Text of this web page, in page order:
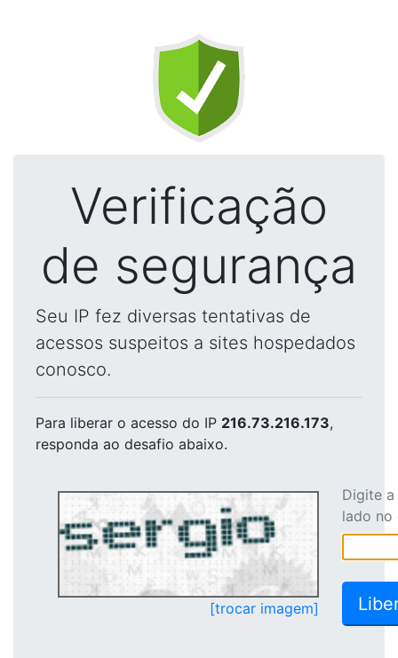
Verificação
de segurança
Seu IP fez diversas tentativas de
acessos suspeitos a sites hospedados
conosco.
Para liberar o acesso do IP 216.73.216.173,
responda ao desafio abaixo.
[trocar imagem]
Digite
lado no